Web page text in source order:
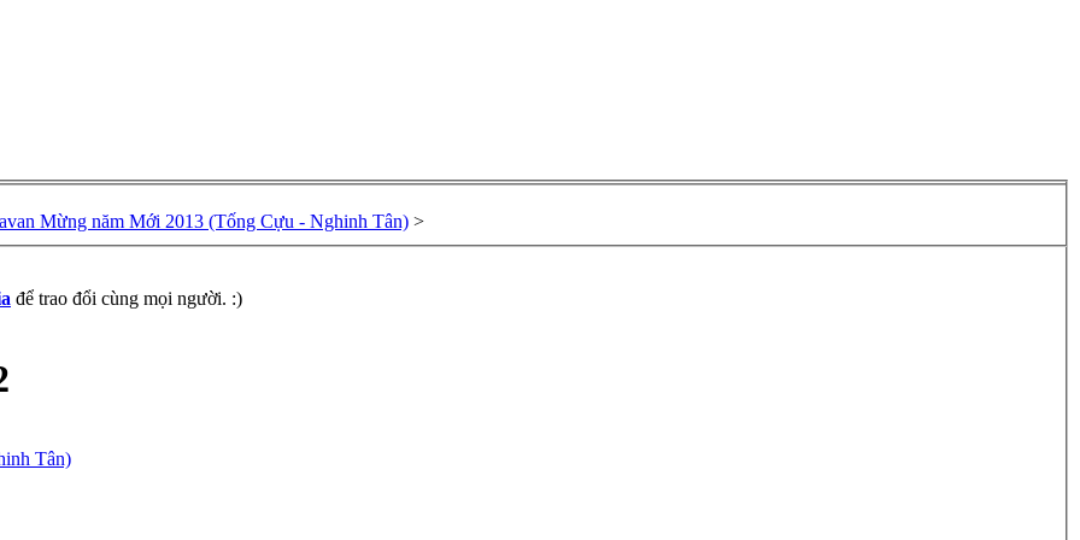
Mừng năm Mới 2013 (Tống Cựu - Nghinh Tân) >
để trao đổi cùng mọi người. :)
Tân)